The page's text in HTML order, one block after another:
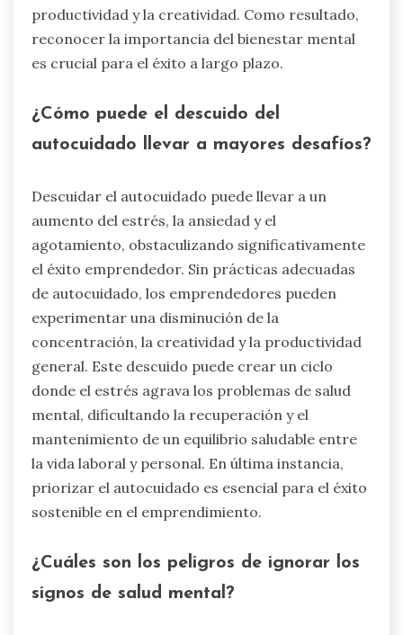
productividad y la creatividad. Como resultado,
reconocer la importancia del bienestar mental
es crucial para el éxito a largo plazo.
¿Cómo puede el descuido del
autocuidado llevar a mayores desafíos?
Descuidar el autocuidado puede llevar a un
aumento del estrés, la ansiedad y el
agotamiento, obstaculizando significativamente
el éxito emprendedor. Sin prácticas adecuadas
de autocuidado, los emprendedores pueden
experimentar una disminución de la
concentración, la creatividad y la productividad
general. Este descuido puede crear un ciclo
donde el estrés agrava los problemas de salud
mental, dificultando la recuperación y el
mantenimiento de un equilibrio saludable entre
la vida laboral y personal. En última instancia,
priorizar el autocuidado es esencial para el éxito
sostenible en el emprendimiento.
¿Cuáles son los peligros de ignorar los
signos de salud mental?